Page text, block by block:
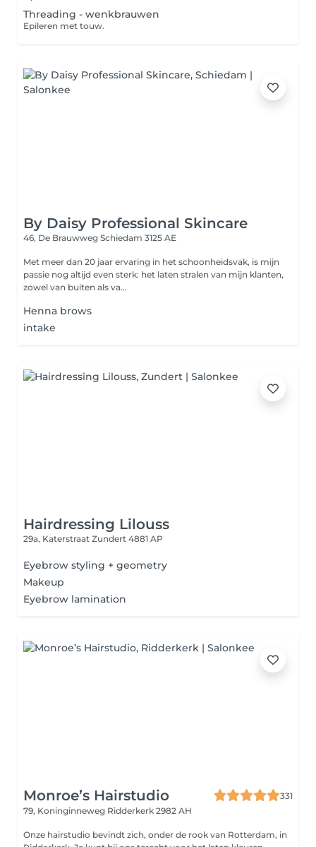
Threading - wenkbrauwen
Epileren met touw.
By Daisy Professional Skincare
46, De Brauwweg Schiedam 3125 AE
Met meer dan 20 jaar ervaring in het schoonheidsvak, is mijn
passie nog altijd even sterk: het laten stralen van mijn klanten,
zowel van buiten als va...
Henna brows
intake
Hairdressing Lilouss
29a, Katerstraat Zundert 4881 AP
Eyebrow styling + geometry
Makeup
Eyebrow lamination
Monroe’s Hairstudio
331
79, Koninginneweg Ridderkerk 2982 AH
Onze hairstudio bevindt zich, onder de rook van Rotterdam, in